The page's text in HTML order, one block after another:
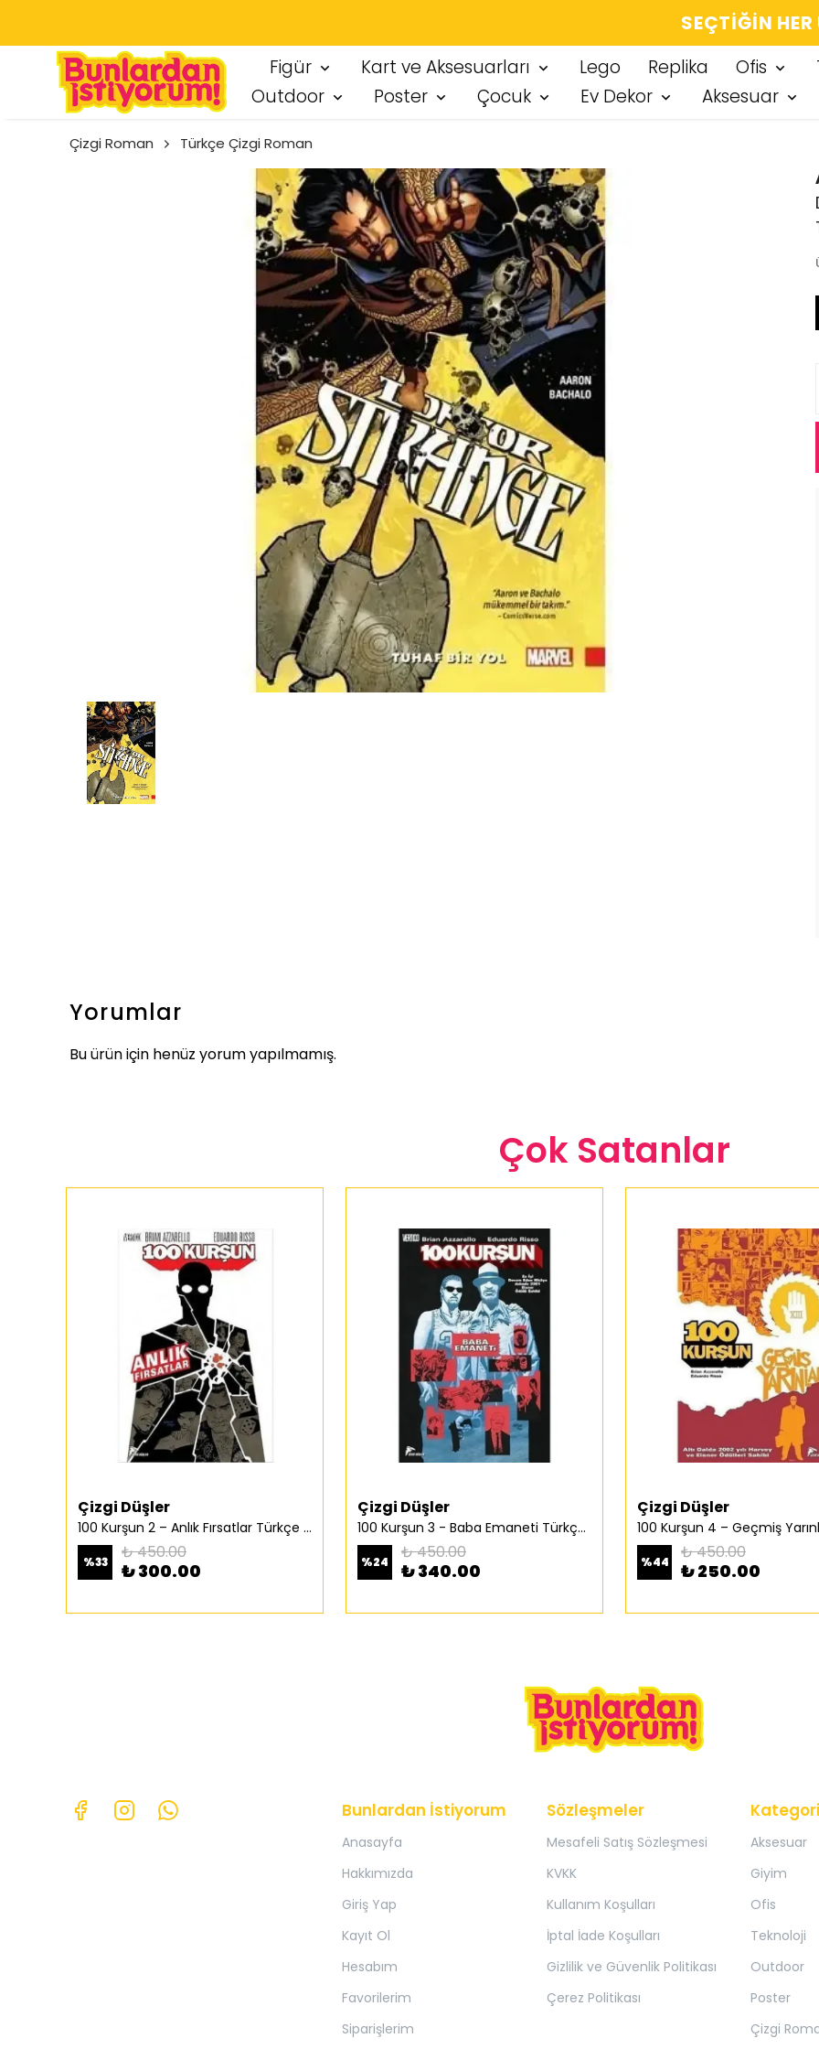
SEÇTIĞIN HER ÜRÜN, TARZINA DAIR KÜÇÜK
Figür Kart ve Aksesuarları Lego Replika Ofis
Outdoor
Poster Çocuk Ev Dekor Aksesuar
Çizgi Roman Türkçe Çizgi Roman
Yorumlar
Bu ürün için henüz yorum yapılmamış.
Çok Satanlar
Çizgi Düşler
100 Kurşun 2 – Anlık Fırsatlar Türkçe Çizgi Roman
%33 ₺ 450.00
₺ 300.00
Çizgi Düşler
100 Kurşun 3 - Baba Emaneti Türkçe Çizgi Roman
%24 ₺ 450.00
₺ 340.00
Çizgi Düşler
%44 ₺ 450.00
₺ 250.00
Bunlardan İstiyorum
Anasayfa
Hakkımızda
Giriş Yap
Kayıt Ol
Hesabım
Favorilerim
Siparişlerim
Sözleşmeler
Mesafeli Satış Sözleşmesi
KVKK
Kullanım Koşulları
İptal İade Koşulları
Gizlilik ve Güvenlik Politikası
Çerez Politikası
Aksesuar
Giyim
Ofis
Teknoloji
Outdoor
Poster
Çizgi